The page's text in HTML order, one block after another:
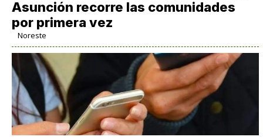
Asunción recorre las comunidades
por primera vez
Noreste